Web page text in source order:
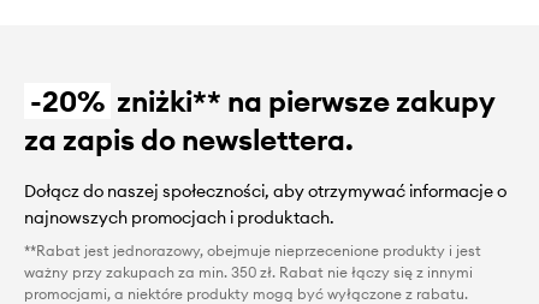
-20% zniżki** na pierwsze zakupy
za zapis do newslettera.
Dołącz do naszej społeczności, aby otrzymywać informacje o
najnowszych promocjach i produktach.
**Rabat jest jednorazowy, obejmuje nieprzecenione produkty i jest
ważny przy zakupach za min. 350 zł. Rabat nie łączy się z innymi
promocjami, a niektóre produkty mogą być wyłączone z rabatu.